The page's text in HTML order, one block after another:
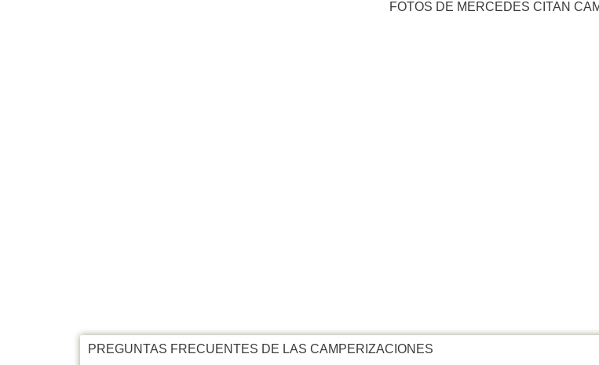
FOTOS DE MERCEDES CITAN
PREGUNTAS FRECUENTES DE LAS CAMPERIZACIONES